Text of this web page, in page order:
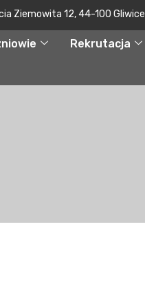
Ziemowita 12, 44-100 Gliwice
Rekrutacja